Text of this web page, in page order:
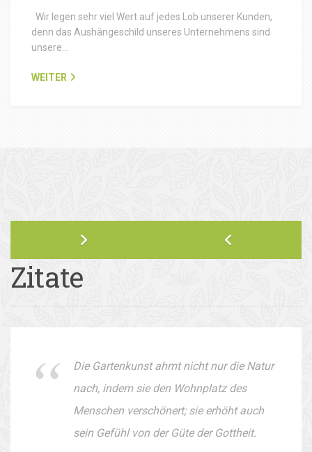
Wir legen sehr viel Wert auf jedes Lob unserer Kunden,
denn das Aushängeschild unseres Unternehmens sind
unsere…
WEITER
Zitate
Die Gartenkunst ahmt nicht nur die Natur
nach, indem sie den Wohnplatz des
Menschen verschönert; sie erhöht auch
sein Gefühl von der Güte der Gottheit.